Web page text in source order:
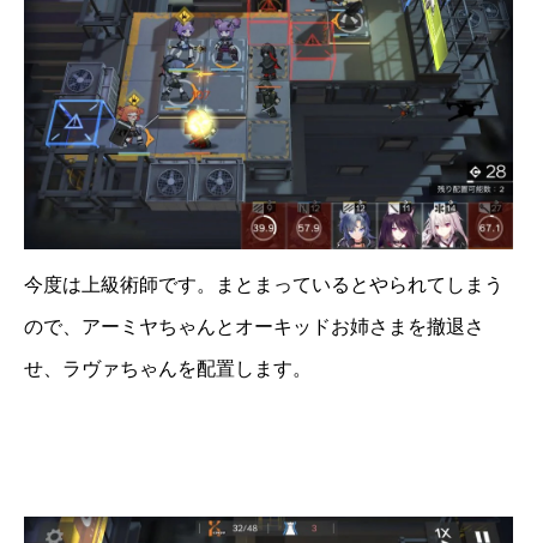
今度は上級術師です。まとまっているとやられてしまう
ので、アーミヤちゃんとオーキッドお姉さまを撤退さ
せ、ラヴァちゃんを配置します。